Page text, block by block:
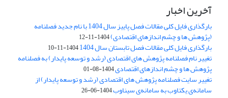
آخرین اخبار
بارگذاری فایل کلی مقالات فصل پاییز سال 1404 با نام جدید فصلنامه
(پژوهش ها و چشم اندازهای اقتصادی)1404-11-12
بارگذاری فایل کلی مقالات فصل تابستان سال 1404 1404-11-10
تغییر نام فصلنامه پژوهش های اقتصادی (رشد و توسعه پایدار) به فصلنامه
پژوهش ها و چشم اندازهای اقتصادی1404-08-01
تغییر سایت فصلنامه پژوهش های اقتصادی (رشد و توسعه پایدار) از
سامانه‌ی یکتاوب به سامانه‌ی سیناوب1404-06-26